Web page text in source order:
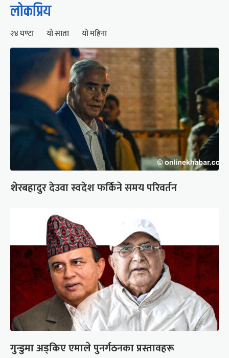
लोकप्रिय
२४ घण्टा यो साता यो महिना
शेरबहादुर देउवा स्वदेश फर्किने समय परिवर्तन
गुन्डुमा अड्किए एमाले पुनर्गठनका प्रस्तावहरू